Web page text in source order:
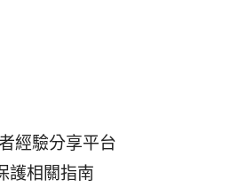
經驗分享平台
護相關指南